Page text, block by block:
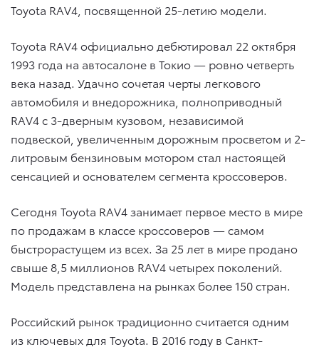
Toyota RAV4, посвященной 25-летию модели.
Toyota RAV4 официально дебютировал 22 октября
1993 года на автосалоне в Токио — ровно четверть
века назад. Удачно сочетая черты легкового
автомобиля и внедорожника, полноприводный
RAV4 с 3-дверным кузовом, независимой
подвеской, увеличенным дорожным просветом и 2-
литровым бензиновым мотором стал настоящей
сенсацией и основателем сегмента кроссоверов.
Сегодня Toyota RAV4 занимает первое место в мире
по продажам в классе кроссоверов — самом
быстрорастущем из всех. За 25 лет в мире продано
свыше 8,5 миллионов RAV4 четырех поколений.
Модель представлена на рынках более 150 стран.
Российский рынок традиционно считается одним
из ключевых для Toyota. В 2016 году в Санкт-